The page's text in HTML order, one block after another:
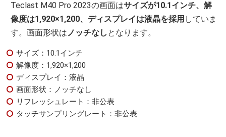
Teclast M40 Pro 2023の画面はサイズが10.1インチ、解
像度は1,920×1,200、ディスプレイは液晶を採用 していま
す。画面形状はノッチなし となります。
サイズ：10.1インチ
解像度：1,920×1,200
ディスプレイ：液晶
画面形状：ノッチなし
リフレッシュレート：非公表
タッチサンプリングレート：非公表